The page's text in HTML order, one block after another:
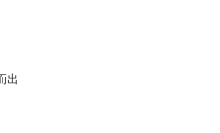
出